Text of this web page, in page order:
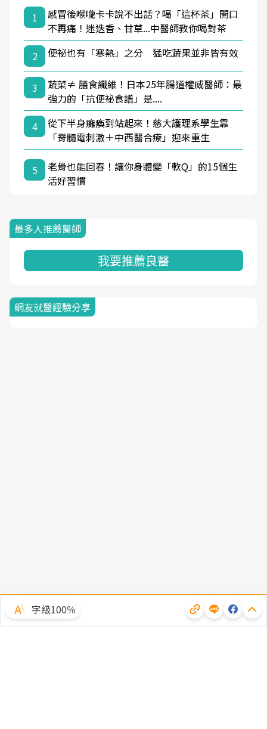
1
感冒後喉嚨卡卡說不出話？喝「這杯茶」開口
不再痛！迷迭香、甘草...中醫師教你喝對茶
2
便祕也有「寒熱」之分 猛吃蔬果並非皆有效
3
蔬菜≠ 膳食纖維！日本25年腸道權威醫師：最
強力的「抗便祕食譜」是....
4
從下半身癱瘓到站起來！慈大護理系學生靠
「脊髓電刺激＋中西醫合療」迎來重生
5
老骨也能回春！讓你身體變「軟Q」的15個生
活好習慣
最多人推薦醫師
我要推薦良醫
網友就醫經驗分享
字級100％